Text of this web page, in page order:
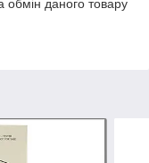
даного товару